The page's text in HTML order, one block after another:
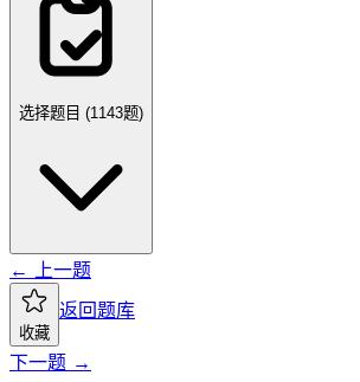
选择题目 (1143题)
← 上一题
收藏
返回题库
下一题 →